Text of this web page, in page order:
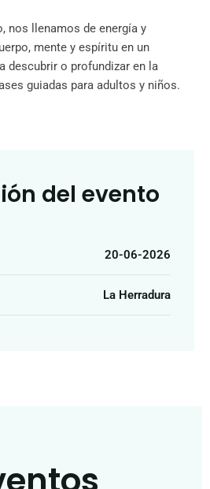
nos llenamos de energía y
mente y espíritu en un
descubrir o profundizar en la
guiadas para adultos y niños.
del evento
20-06-2026
La Herradura